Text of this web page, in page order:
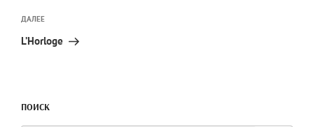
Следующая
запись
ДАЛЕЕ
L’Horloge
ПОИСК